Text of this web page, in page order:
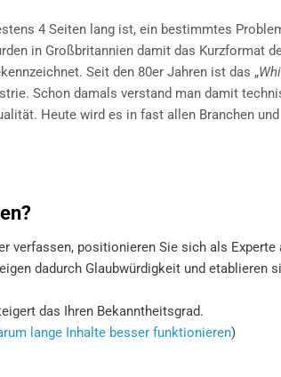
4 Seiten lang ist, ein bestimmtes
in Großbritannien damit das Kurzformat
Seit den 80er Jahren ist das „
Schon damals verstand man damit
Heute wird es in fast allen Branchen und
verfassen, positionieren Sie sich als Experte
dadurch Glaubwürdigkeit und etablieren
das Ihren Bekanntheitsgrad.
lange Inhalte besser funktionieren)